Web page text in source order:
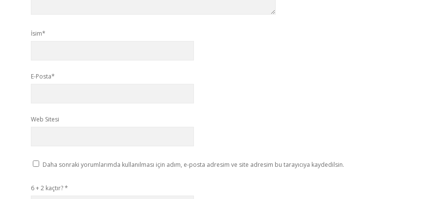
İsim*
E-Posta*
Web Sitesi
Daha sonraki yorumlarımda kullanılması için adım, e-posta adresim ve site adresim bu tarayıcıya kaydedilsin.
6 + 2 kaçtır?*